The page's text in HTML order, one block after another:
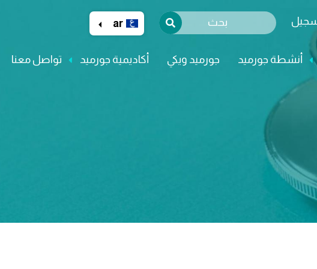
to
main
Select your language
ar
أنشطة جورميد جورميد ويكي أكاديمية جورميد تواصل معنا